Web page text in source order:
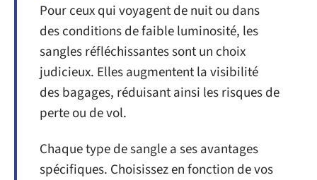
Pour ceux qui voyagent de nuit ou dans
des conditions de faible luminosité, les
sangles réfléchissantes sont un choix
judicieux. Elles augmentent la visibilité
des bagages, réduisant ainsi les risques de
perte ou de vol.
Chaque type de sangle a ses avantages
spécifiques. Choisissez en fonction de vos